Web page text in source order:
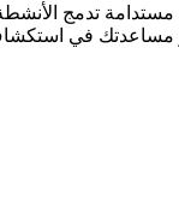
تدمج
مساعدتك في